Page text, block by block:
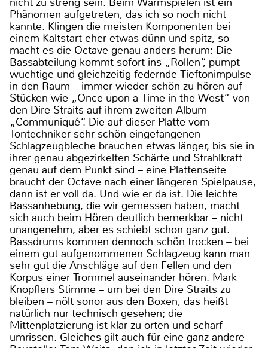
Phänomen aufgetreten, das ich so noch nicht
kannte. Klingen die meisten Komponenten bei
einem Kaltstart eher etwas dünn und spitz, so
macht es die Octave genau anders herum: Die
Bassabteilung kommt sofort ins „Rollen“, pumpt
wuchtige und gleichzeitig federnde Tieftonimpulse
in den Raum – immer wieder schön zu hören auf
Stücken wie „Once upon a Time in the West“ von
den Dire Straits auf ihrem zweiten Album
„Communiqué“. Die auf dieser Platte vom
Tontechniker sehr schön eingefangenen
Schlagzeugbleche brauchen etwas länger, bis sie in
ihrer genau abgezirkelten Schärfe und Strahlkraft
genau auf dem Punkt sind – eine Plattenseite
braucht der Octave nach einer längeren Spielpause,
dann ist er voll da. Und wie er da ist. Die leichte
Bassanhebung, die wir gemessen haben, macht
sich auch beim Hören deutlich bemerkbar – nicht
unangenehm, aber es schiebt schon ganz gut.
Bassdrums kommen dennoch schön trocken – bei
einem gut aufgenommenen Schlagzeug kann man
sehr gut die Anschläge auf den Fellen und den
Korpus einer Trommel auseinander hören. Mark
Knopflers Stimme – um bei den Dire Straits zu
bleiben – nölt sonor aus den Boxen, das heißt
natürlich nur technisch gesehen; die
Mittenplatzierung ist klar zu orten und scharf
umrissen. Gleiches gilt auch für eine ganz andere